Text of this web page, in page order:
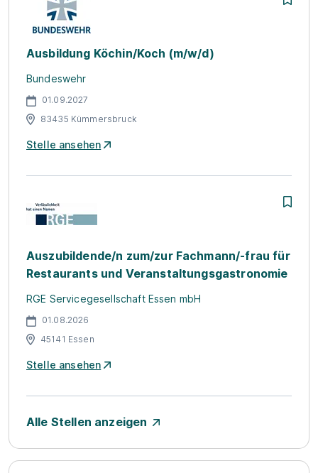
Ausbildung Köchin/Koch (m/w/d)
Bundeswehr
01.09.2027
83435 Kümmersbruck
Stelle ansehen
Auszubildende/n zum/zur Fachmann/-frau für
Restaurants und Veranstaltungsgastronomie
RGE Servicegesellschaft Essen mbH
01.08.2026
45141 Essen
Stelle ansehen
Alle Stellen anzeigen